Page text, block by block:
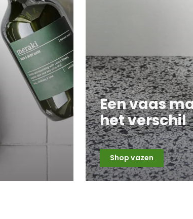
Een vaas
het verschil
Shop vazen